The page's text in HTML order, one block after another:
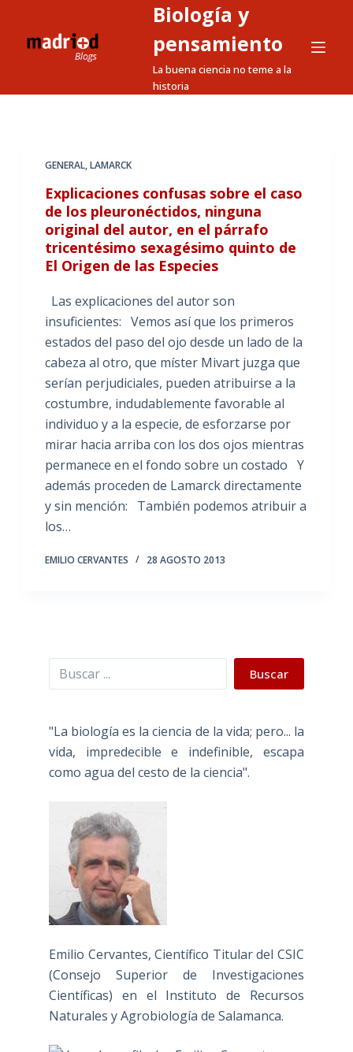
a
Biología y
pensamiento
La buena ciencia no teme a la
historia
GENERAL,LAMARCK
Explicaciones confusas sobre el caso
de los pleuronéctidos, ninguna
original del autor, en el párrafo
tricentésimo sexagésimo quinto de
El Origen de las Especies
Las explicaciones del autor son
insuficientes: Vemos así que los primeros
estados del paso del ojo desde un lado de la
cabeza al otro, que míster Mivart juzga que
serían perjudiciales, pueden atribuirse a la
costumbre, indudablemente favorable al
individuo y a la especie, de esforzarse por
mirar hacia arriba con los dos ojos mientras
permanece en el fondo sobre un costado Y
además proceden de Lamarck directamente
y sin mención: También podemos atribuir a
los…
EMILIO CERVANTES 28 AGOSTO 2013
Buscar Buscar
"La biología es la ciencia de la vida; pero... la
vida, impredecible e indefinible, escapa
como agua del cesto de la ciencia".
Emilio Cervantes, Científico Titular del CSIC
(Consejo Superior de Investigaciones
Científicas) en el Instituto de Recursos
Naturales y Agrobiología de Salamanca.